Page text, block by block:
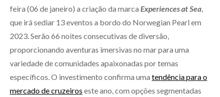
feira (06 de janeiro) a criação da marca Experiences at Sea
que irá sediar 13 eventos a bordo do Norwegian Pearl em
2023. Serão 66 noites consecutivas de diversão,
proporcionando aventuras imersivas no mar para uma
variedade de comunidades apaixonadas por temas
específicos. O investimento confirma uma tendência para o
mercado de cruzeiros este ano, com opções segmentadas